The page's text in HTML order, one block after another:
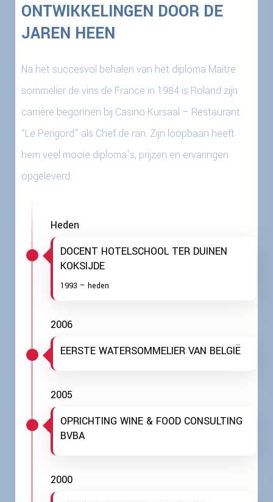
ONTWIKKELINGEN DOOR DE
JAREN HEEN
Na het succesvol behalen van het diploma Maitre
sommelier de vins de France in 1984 is Roland zijn
carrière begonnen bij Casino Kursaal – Restaurant
“Le Perigord” als Chef de ran. Zijn loopbaan heeft
hem veel mooie diploma’s, prijzen en ervaringen
opgeleverd.
Heden
DOCENT HOTELSCHOOL TER DUINEN
KOKSIJDE
1993 – heden
EERSTE WATERSOMMELIER VAN BELGIË
2006
2005
OPRICHTING WINE & FOOD CONSULTING
BVBA
2000